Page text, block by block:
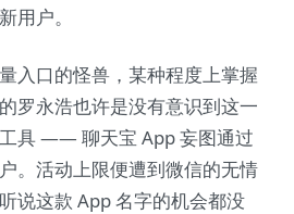
用户。
入口的怪兽，某种程度上掌握
罗永浩也许是没有意识到这一
具 —— 聊天宝 App 妄图通过
。活动上限便遭到微信的无情
说这款 App 名字的机会都没